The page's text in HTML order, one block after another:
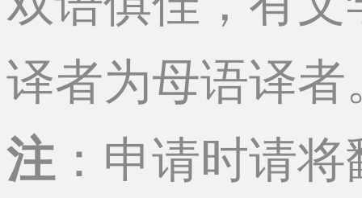
译者为母语译者
注：申请时请